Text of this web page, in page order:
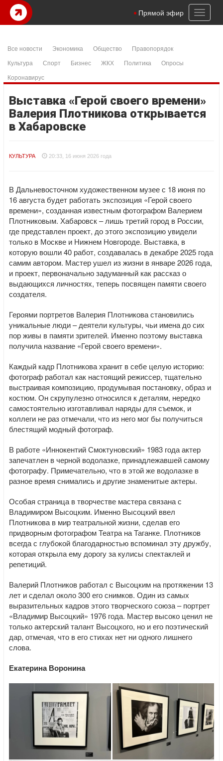
Toggle
Прямой эфир
Все новости Экономика Общество
Правопорядок
Культура
Спорт Бизнес ЖКХ Политика
Опросы
Коронавирус
Выставка «Герой своего времени»
Валерия Плотникова открывается
в Хабаровске
КУЛЬТУРА 20:33, 16 июня 2026 года
В Дальневосточном художественном музее с 18 июня по
16 августа будет работать экспозиция «Герой своего
времени», созданная известным фотографом Валерием
Плотниковым. Хабаровск – лишь третий город в России,
где представлен проект, до этого экспозицию увидели
только в Москве и Нижнем Новгороде. Выставка, в
которую вошли 40 работ, создавалась в декабре 2025 года
самим автором. Мастер ушел из жизни в январе 2026 года,
и проект, первоначально задуманный как рассказ о
выдающихся личностях, теперь посвящен памяти своего
создателя.
Героями портретов Валерия Плотникова становились
уникальные люди – деятели культуры, чьи имена до сих
пор живы в памяти зрителей. Именно поэтому выставка
получила название «Герой своего времени».
Каждый кадр Плотникова хранит в себе целую историю:
фотограф работал как настоящий режиссер, тщательно
выстраивая композицию, продумывая постановку, образ и
костюм. Он скрупулезно относился к деталям, нередко
самостоятельно изготавливал наряды для съемок, и
коллеги не раз отмечали, что из него мог бы получиться
блестящий модный фотограф.
В работе «Иннокентий Смоктуновский» 1983 года актер
запечатлен в черной водолазке, принадлежавшей самому
фотографу. Примечательно, что в этой же водолазке в
разное время снимались и другие знаменитые актеры.
Особая страница в творчестве мастера связана с
Владимиром Высоцким. Именно Высоцкий ввел
Плотникова в мир театральной жизни, сделав его
придворным фотографом Театра на Таганке. Плотников
всегда с глубокой благодарностью вспоминал эту дружбу,
которая открыла ему дорогу за кулисы спектаклей и
репетиций.
Валерий Плотников работал с Высоцким на протяжении 13
лет и сделал около 300 его снимков. Один из самых
выразительных кадров этого творческого союза – портрет
«Владимир Высоцкий» 1976 года. Мастер высоко ценил не
только актерский талант Высоцкого, но и его поэтический
дар, отмечая, что в его стихах нет ни одного лишнего
слова.
Екатерина Воронина